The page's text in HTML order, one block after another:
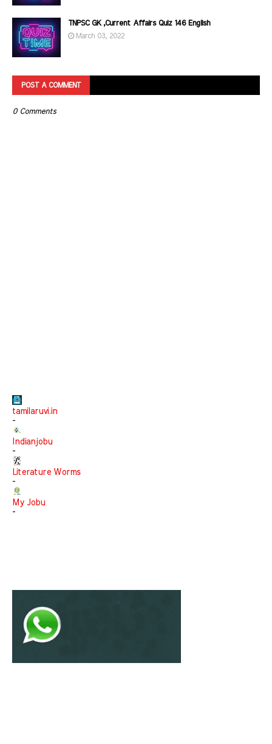
TNPSC GK ,Current Affairs Quiz 146 English
March 03, 2022
POST A COMMENT
0 Comments
tamilaruvi.in
-
Indianjobu
-
Literature Worms
-
My Jobu
-